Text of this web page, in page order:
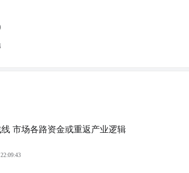
市场各路资金或重返产业逻辑